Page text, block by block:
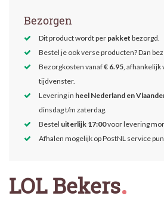
Bezorgen
Dit product wordt per pakket bezorgd.
Bestel je ook verse producten? Dan
Bezorgkosten vanaf€ 6.95, afhankelijk
tijdvenster.
Levering in heel Nederland en
dinsdag t/m zaterdag.
Bestel uiterlijk 17:00voor levering
Afhalen mogelijk op PostNL service
LOL Bekers